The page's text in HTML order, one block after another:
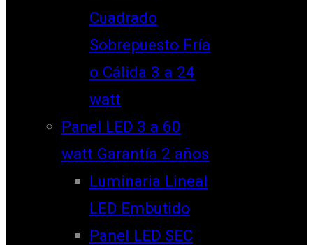
Cuadrado
Sobrepuesto Fría
o Cálida 3 a 24
watt
Panel LED 3 a 60
watt Garantía 2 años
Luminaria Lineal
LED Embutido
Panel LED SEC